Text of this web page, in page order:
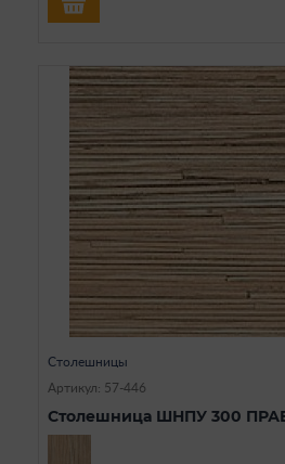
Столешницы
Артикул: 57-446
Столешница ШНПУ 300